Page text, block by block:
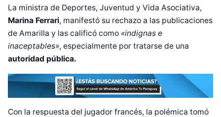
La ministra de Deportes, Juventud y Vida Asociativa,
Marina Ferrari, manifestó su rechazo a las publicaciones
de Amarilla y las calificó como «indignas e
inaceptables», especialmente por tratarse de una
autoridad pública.
Con la respuesta del jugador francés, la polémica tomó